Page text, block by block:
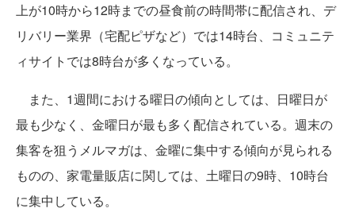
上が10時から12時までの昼食前の時間帯に配信され、デ
リバリー業界（宅配ピザなど）では14時台、コミュニテ
ィサイトでは8時台が多くなっている。
また、1週間における曜日の傾向としては、日曜日が
最も少なく、金曜日が最も多く配信されている。週末の
集客を狙うメルマガは、金曜に集中する傾向が見られる
ものの、家電量販店に関しては、土曜日の9時、10時台
に集中している。